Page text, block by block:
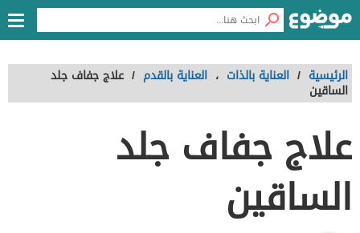
الرئيسية / العناية بالذات ، العناية بالقدم / علاج جفاف جلد
الساقين
علاج جفاف جلد
الساقين